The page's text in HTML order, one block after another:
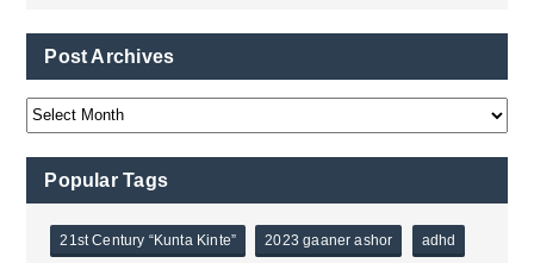
Post Archives
Popular Tags
21st Century “Kunta Kinte” 2023 gaaner ashor adhd